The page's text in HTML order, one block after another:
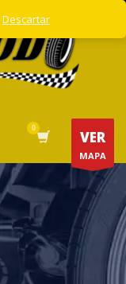
VER
MAPA
Descartar